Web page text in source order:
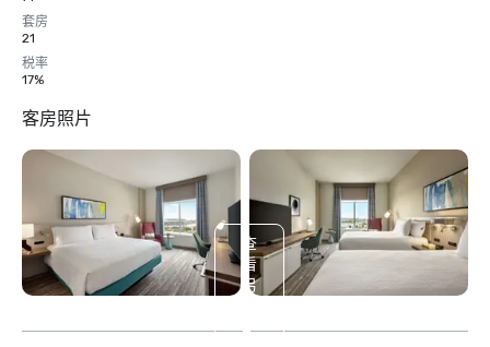
套房
21
税率
17%
客房照片
查
看
另
2